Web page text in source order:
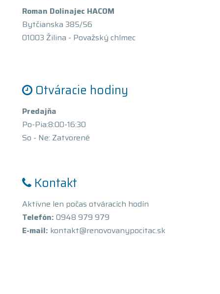
Roman Dolinajec HACOM
Bytčianska 385/56
01003 Žilina - Považský chlmec
Otváracie hodiny
Predajňa
Po-Pia:8:00-16:30
So - Ne: Zatvorené
Kontakt
Aktívne len počas otváracích hodín
Telefón: 0948 979 979
E-mail: kontakt@renovovanypocitac.sk